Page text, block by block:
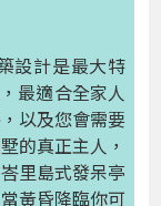
設計是最大特
最適合全家人
以及您會需要
的真正主人，
里島式發呆亭
黃昏降臨你可